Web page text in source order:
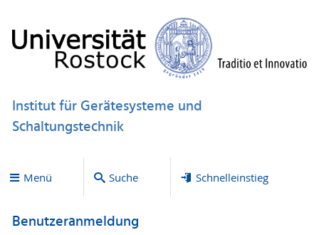
Institut für Gerätesysteme und
Schaltungstechnik
Menü Suche Schnelleinstieg
Benutzeranmeldung